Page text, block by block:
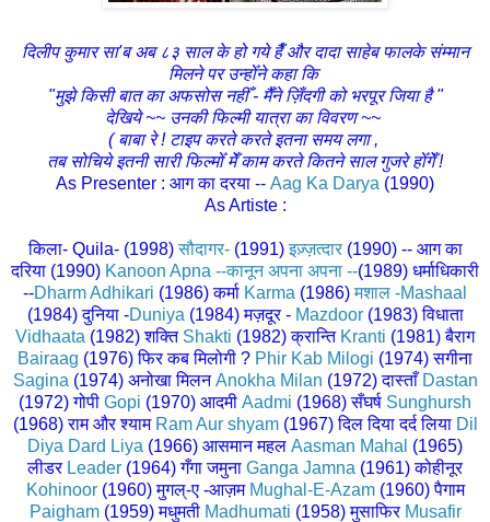
दिलीप कुमार सा'ब अब ८३ साल के हो गये हैँ और दादा साहेब फालके संम्मान
मिलने पर उन्होँने कहा कि
"मुझे किसी बात का अफसोस नहीँ - मैँने ज़िँदगी को भरपूर जिया है "
देखिये ~~ उनकी फिल्मी यात्रा का विवरण ~~
( बाबा रे ! टाइप करते करते इतना समय लगा ,
तब सोचिये इतनी सारी फिल्मोँ मेँ काम करते कितने साल गुजरे होँगेँ !
As Presenter : आग का दरया -- Aag Ka Darya (1990)
As Artiste :
किला- Quila- (1998)सौदागर- (1991)इज़्ज़त्दार (1990) -- आग का
दरिया (1990) Kanoon Apna --कानून अपना अपना --(1989) धर्माधिकारी
--Dharm Adhikari (1986)कर्मा Karma (1986)मशाल -Mashaal
(1984)दुनिया-Duniya (1984) मज़दूर- Mazdoor (1983) विधाता
Vidhaata (1982) शक्ति Shakti (1982) क्रान्ति Kranti (1981) बैराग
Bairaag (1976) फिर कब मिलोगी ? Phir Kab Milogi (1974)सगीना
Sagina (1974) अनोखा मिलन Anokha Milan (1972) दास्ताँ Dastan
(1972) गोपी Gopi (1970) आदमी Aadmi (1968) सँघर्ष Sunghursh
(1968) राम और श्याम Ram Aur shyam (1967) दिल दिया दर्द लिया Dil
Diya Dard Liya (1966) आसमान महल Aasman Mahal (1965)
लीडर Leader (1964) गँगा जमुना Ganga Jamna (1961) कोहीनूर
Kohinoor (1960) मुगल्-ए -आज़म Mughal-E-Azam (1960) पैगाम
Paigham (1959) मधुमती Madhumati (1958)मुसाफिर Musafir